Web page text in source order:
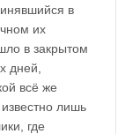
в
их
в закрытом
дней,
всё же
лишь
где